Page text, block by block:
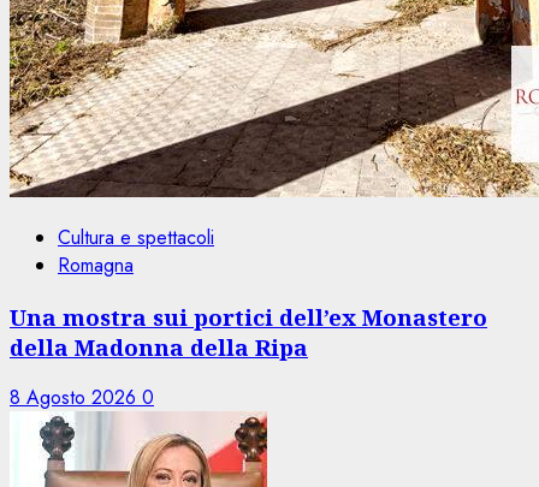
Cultura e spettacoli
Romagna
Una mostra sui portici dell’ex Monastero
della Madonna della Ripa
8 Agosto 2026 0